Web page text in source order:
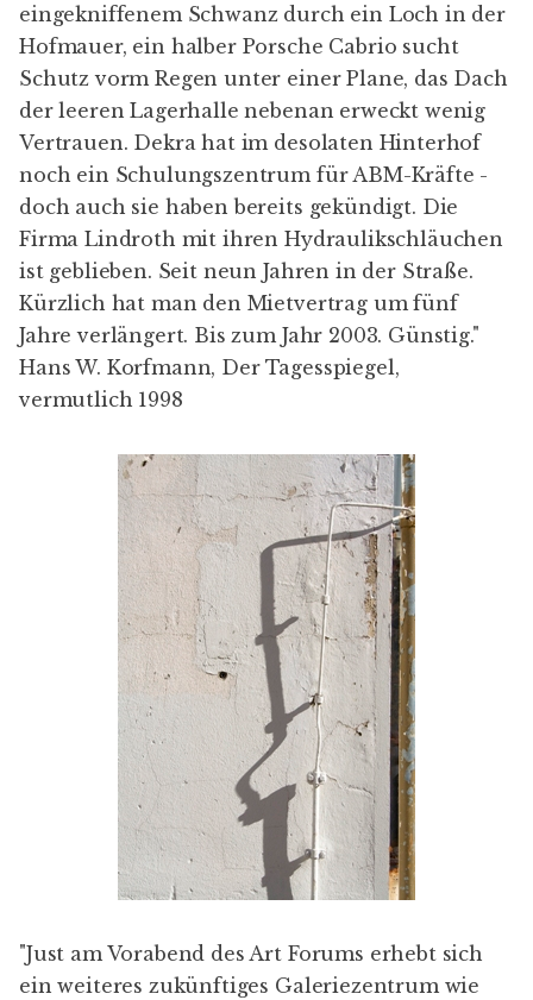
eingekniffenem Schwanz durch ein Loch in der
Hofmauer, ein halber Porsche Cabrio sucht
Schutz vorm Regen unter einer Plane, das Dach
der leeren Lagerhalle nebenan erweckt wenig
Vertrauen. Dekra hat im desolaten Hinterhof
noch ein Schulungszentrum für ABM-Kräfte -
doch auch sie haben bereits gekündigt. Die
Firma Lindroth mit ihren Hydraulikschläuchen
ist geblieben. Seit neun Jahren in der Straße.
Kürzlich hat man den Mietvertrag um fünf
Jahre verlängert. Bis zum Jahr 2003. Günstig."
Hans W. Korfmann, Der Tagesspiegel,
vermutlich 1998
"Just am Vorabend des Art Forums erhebt sich
ein weiteres zukünftiges Galeriezentrum wie